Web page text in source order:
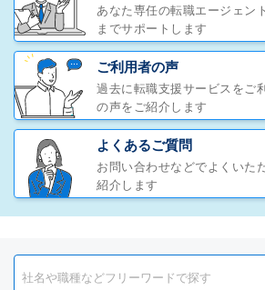
あなた専任の転職エージェン
までサポートします
ご利用者の声
過去に転職支援サービスをご
の声をご紹介します
よくあるご質問
お問い合わせなどでよくいた
紹介します